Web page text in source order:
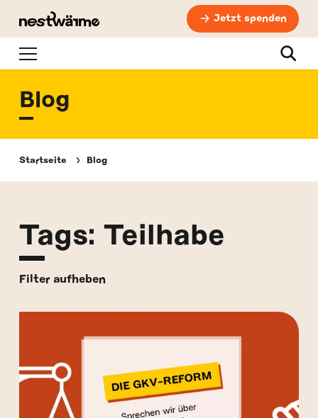
Jetzt spenden
Navigation Suche
Blog
Startseite Blog
Tags: Teilhabe
Filter aufheben